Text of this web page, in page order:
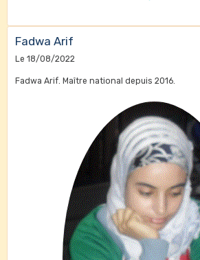
Fadwa Arif
Le 18/08/2022
Fadwa Arif. Maître national depuis 2016.